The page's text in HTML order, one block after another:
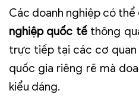
Các doanh nghiệp có thể
nghiệp quốc tếthông
trực tiếp tại các cơ
quốc gia riêng rẽ mà
kiểu dáng.